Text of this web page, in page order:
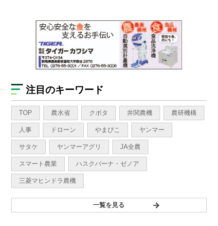
注目のキーワード
TOP 農水省 クボタ 井関農機 農研機構
人事 ドローン やまびこ ヤンマー
サタケ ヤンマーアグリ JA全農
スマート農業 ハスクバーナ・ゼノア
三菱マヒンドラ農機
一覧を見る